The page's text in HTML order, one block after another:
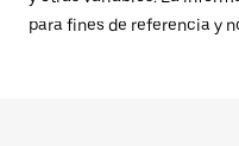
para fines de referencia y